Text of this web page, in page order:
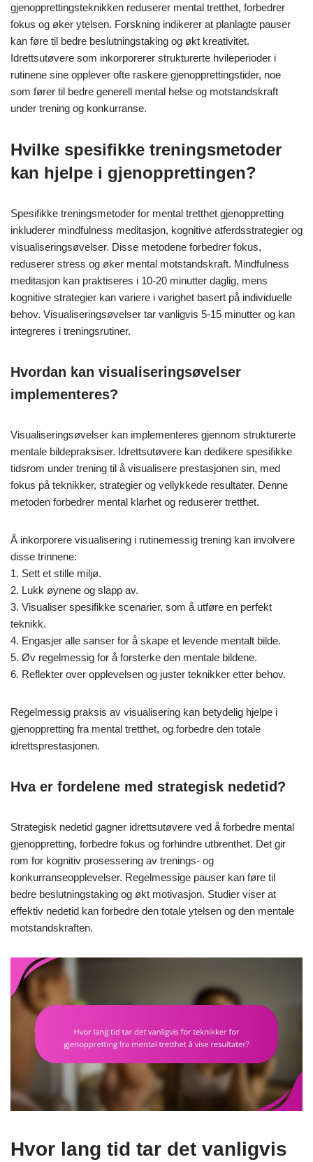
gjenopprettingsteknikken reduserer mental tretthet, forbedrer
fokus og øker ytelsen. Forskning indikerer at planlagte pauser
kan føre til bedre beslutningstaking og økt kreativitet.
Idrettsutøvere som inkorporerer strukturerte hvileperioder i
rutinene sine opplever ofte raskere gjenopprettingstider, noe
som fører til bedre generell mental helse og motstandskraft
under trening og konkurranse.
Hvilke spesifikke treningsmetoder
kan hjelpe i gjenopprettingen?
Spesifikke treningsmetoder for mental tretthet gjenoppretting
inkluderer mindfulness meditasjon, kognitive atferdsstrategier og
visualiseringsøvelser. Disse metodene forbedrer fokus,
reduserer stress og øker mental motstandskraft. Mindfulness
meditasjon kan praktiseres i 10-20 minutter daglig, mens
kognitive strategier kan variere i varighet basert på individuelle
behov. Visualiseringsøvelser tar vanligvis 5-15 minutter og kan
integreres i treningsrutiner.
Hvordan kan visualiseringsøvelser
implementeres?
Visualiseringsøvelser kan implementeres gjennom strukturerte
mentale bildepraksiser. Idrettsutøvere kan dedikere spesifikke
tidsrom under trening til å visualisere prestasjonen sin, med
fokus på teknikker, strategier og vellykkede resultater. Denne
metoden forbedrer mental klarhet og reduserer tretthet.
Å inkorporere visualisering i rutinemessig trening kan involvere
disse trinnene:
1. Sett et stille miljø.
2. Lukk øynene og slapp av.
3. Visualiser spesifikke scenarier, som å utføre en perfekt
teknikk.
4. Engasjer alle sanser for å skape et levende mentalt bilde.
5. Øv regelmessig for å forsterke den mentale bildene.
6. Reflekter over opplevelsen og juster teknikker etter behov.
Regelmessig praksis av visualisering kan betydelig hjelpe i
gjenoppretting fra mental tretthet, og forbedre den totale
idrettsprestasjonen.
Hva er fordelene med strategisk nedetid?
Strategisk nedetid gagner idrettsutøvere ved å forbedre mental
gjenoppretting, forbedre fokus og forhindre utbrenthet. Det gir
rom for kognitiv prosessering av trenings- og
konkurranseopplevelser. Regelmessige pauser kan føre til
bedre beslutningstaking og økt motivasjon. Studier viser at
effektiv nedetid kan forbedre den totale ytelsen og den mentale
motstandskraften.
Hvor lang tid tar det vanligvis